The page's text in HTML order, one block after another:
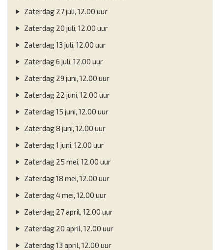
Zaterdag 27 juli, 12.00 uur
Zaterdag 20 juli, 12.00 uur
Zaterdag 13 juli, 12.00 uur
Zaterdag 6 juli, 12.00 uur
Zaterdag 29 juni, 12.00 uur
Zaterdag 22 juni, 12.00 uur
Zaterdag 15 juni, 12.00 uur
Zaterdag 8 juni, 12.00 uur
Zaterdag 1 juni, 12.00 uur
Zaterdag 25 mei, 12.00 uur
Zaterdag 18 mei, 12.00 uur
Zaterdag 4 mei, 12.00 uur
Zaterdag 27 april, 12.00 uur
Zaterdag 20 april, 12.00 uur
Zaterdag 13 april, 12.00 uur